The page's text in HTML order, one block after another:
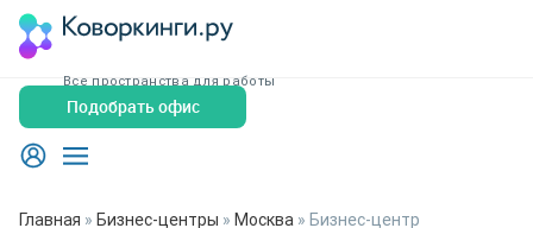
Все пространства для работы
Подобрать офис
Главная » Бизнес-центры » Москва » Бизнес-центр